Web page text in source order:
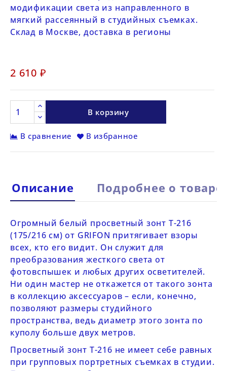
модификации света из направленного в
мягкий рассеянный в студийных съемках.
Склад в Москве, доставка в регионы
2 610 ₽
В корзину
В сравнение В избранное
Описание Подробнее о товаре
Огромный белый просветный зонт Т-216
(175/216 см) от GRIFON притягивает взоры
всех, кто его видит. Он служит для
преобразования жесткого света от
фотовспышек и любых других осветителей.
Ни один мастер не откажется от такого зонта
в коллекцию аксессуаров – если, конечно,
позволяют размеры студийного
пространства, ведь диаметр этого зонта по
куполу больше двух метров.
Просветный зонт Т-216 не имеет себе равных
при групповых портретных съемках в студии.